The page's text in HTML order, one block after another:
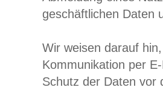
geschäftlichen Daten
Wir weisen darauf
Kommunikation per
Schutz der Daten vor